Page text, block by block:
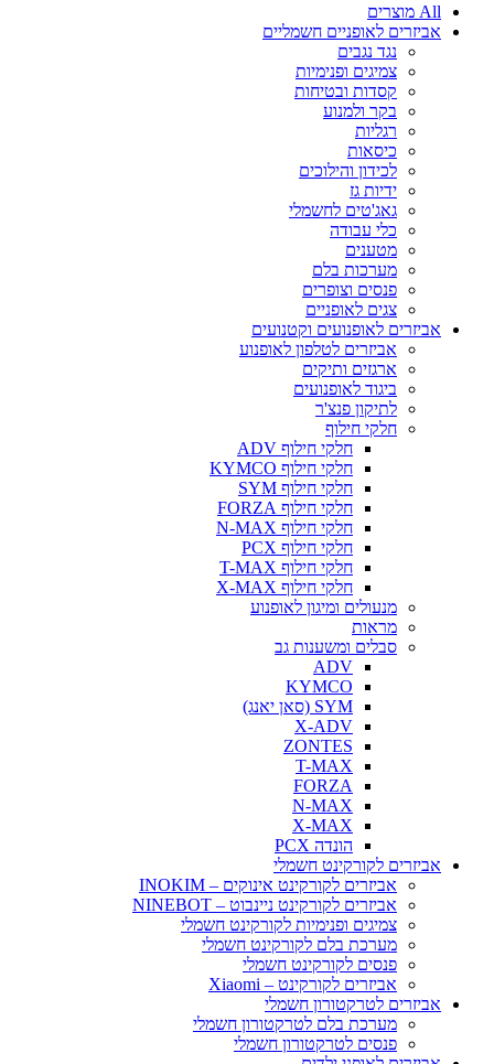
All מוצרים
אביזרים לאופניים חשמליים
נגד נגבים
צמיגים ופנימיות
קסדות ובטיחות
בקר ולמנוע
רגליות
כיסאות
לכידון והילוכים
ידיות גז
גאג'טים לחשמלי
כלי עבודה
מטענים
מערכות בלם
פנסים וצופרים
צגים לאופניים
אביזרים לאופנועים וקטנועים
אביזרים לטלפון לאופנוע
ארגזים ותיקים
ביגוד לאופנועים
לתיקון פנצ'ר
חלקי חילוף
חלקי חילוף ADV
חלקי חילוף KYMCO
חלקי חילוף SYM
חלקי חילוף FORZA
חלקי חילוף N-MAX
חלקי חילוף PCX
חלקי חילוף T-MAX
חלקי חילוף X-MAX
מנעולים ומיגון לאופנוע
מראות
סבלים ומשענות גב
ADV
KYMCO
SYM (סאן יאנג)
X-ADV
ZONTES
T-MAX
FORZA
N-MAX
X-MAX
הונדה PCX
אביזרים לקורקינט חשמלי
אביזרים לקורקינט אינוקים – INOKIM
אביזרים לקורקינט ניינבוט – NINEBOT
צמיגים ופנימיות לקורקינט חשמלי
מערכת בלם לקורקינט חשמלי
פנסים לקורקינט חשמלי
אביזרים לקורקינט – Xiaomi
אביזרים לטרקטורון חשמלי
מערכת בלם לטרקטורון חשמלי
פנסים לטרקטורון חשמלי